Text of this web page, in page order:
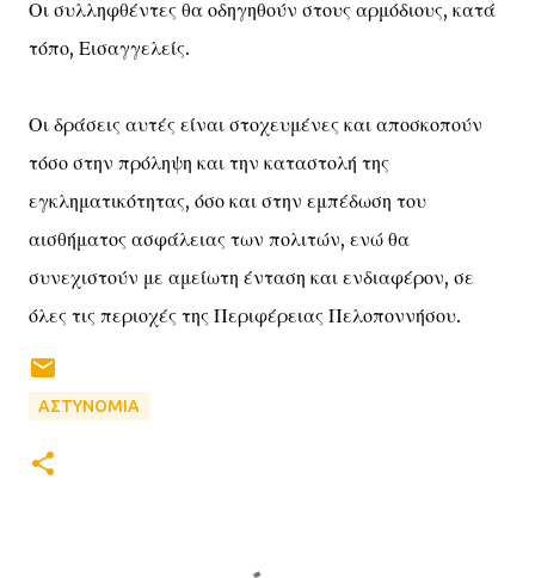
Οι συλληφθέντες θα οδηγηθούν στους αρμόδιους, κατά
τόπο, Εισαγγελείς.
Οι δράσεις αυτές είναι στοχευμένες και αποσκοπούν
τόσο στην πρόληψη και την καταστολή της
εγκληματικότητας, όσο και στην εμπέδωση του
αισθήματος ασφάλειας των πολιτών, ενώ θα
συνεχιστούν με αμείωτη ένταση και ενδιαφέρον, σε
όλες τις περιοχές της Περιφέρειας Πελοποννήσου.
ΑΣΤΥΝΟΜΙΑ